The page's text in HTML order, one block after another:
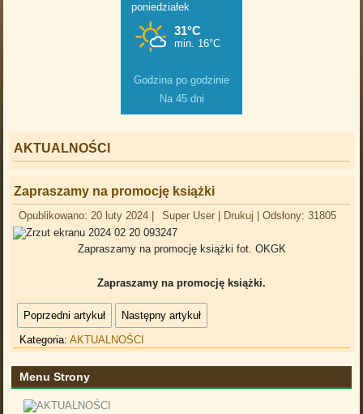
Godzina po godzinie
Na 45 dni
AKTUALNOŚCI
Zapraszamy na promocję książki
Opublikowano: 20 luty 2024 Super User Drukuj |Odsłony: 31805
Zapraszamy na promocję książki fot. OKGK
Zapraszamy na promocję książki.
Poprzedni artykuł
Następny artykuł
Kategoria:AKTUALNOŚCI
Menu Strony